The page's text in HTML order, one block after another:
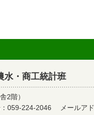
・商工統計班
2階）
：059-224-2046 メールア